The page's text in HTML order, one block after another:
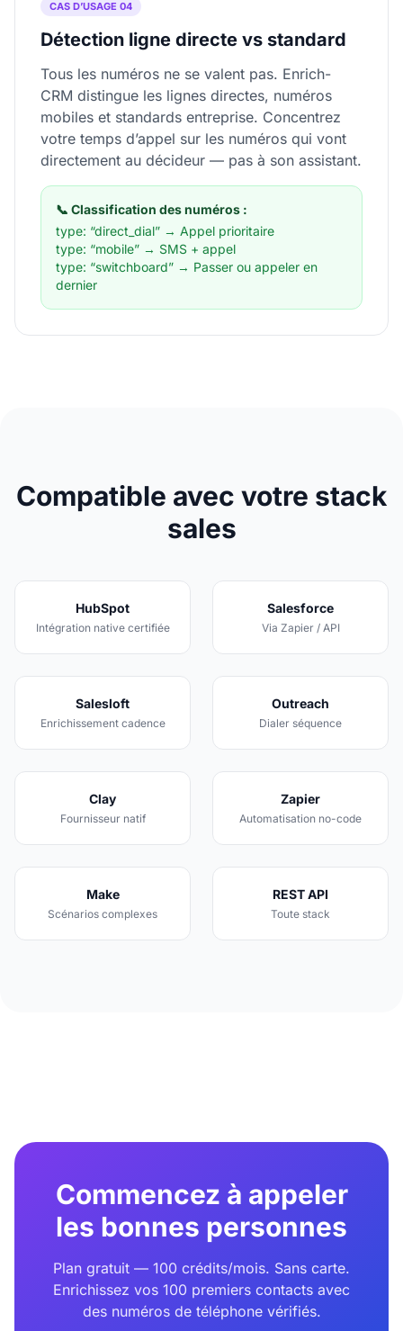
CAS D’USAGE 04
Détection ligne directe vs standard
Tous les numéros ne se valent pas. Enrich-
CRM distingue les lignes directes, numéros
mobiles et standards entreprise. Concentrez
votre temps d’appel sur les numéros qui vont
directement au décideur — pas à son assistant.
📞 Classification des numéros :
type: “direct_dial” → Appel prioritaire
type: “mobile” → SMS + appel
type: “switchboard” → Passer ou appeler en
dernier
Compatible avec votre stack
sales
HubSpot
Intégration native certifiée
Salesforce
Via Zapier / API
Salesloft
Enrichissement cadence
Outreach
Dialer séquence
Clay
Fournisseur natif
Zapier
Automatisation no-code
Make
Scénarios complexes
REST API
Toute stack
Commencez à appeler
les bonnes personnes
Plan gratuit — 100 crédits/mois. Sans carte.
Enrichissez vos 100 premiers contacts avec
des numéros de téléphone vérifiés.